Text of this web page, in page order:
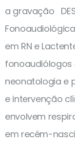
a gravação
em RN e
fonoaudiólogos
neonatologia e
e intervenção
envolvem
em recém-